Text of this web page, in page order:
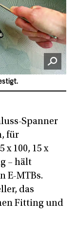
Spanner
für
x 100, 15 x
– hält
E-MTBs.
das
Fitting und